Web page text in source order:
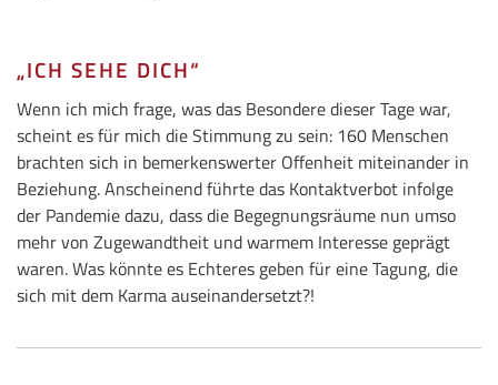
„ICH SEHE DICH“
Wenn ich mich frage, was das Besondere dieser Tage war,
scheint es für mich die Stimmung zu sein: 160 Menschen
brachten sich in bemerkenswerter Offenheit miteinander in
Beziehung. Anscheinend führte das Kontaktverbot infolge
der Pandemie dazu, dass die Begegnungsräume nun umso
mehr von Zugewandtheit und warmem Interesse geprägt
waren. Was könnte es Echteres geben für eine Tagung, die
sich mit dem Karma auseinandersetzt?!